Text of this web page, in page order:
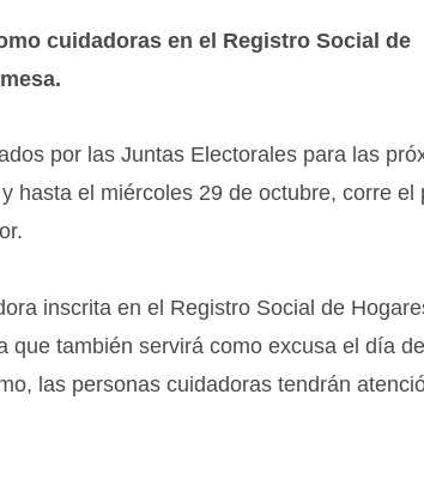
cuidadoras en el Registro Social de
por las Juntas Electorales para las
hasta el miércoles 29 de octubre, corre el
inscrita en el Registro Social de
que también servirá como excusa el día
las personas cuidadoras tendrán